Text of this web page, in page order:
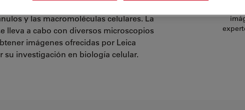
sus muestras al detalle en su
y las macromoléculas celulares. La
lleva a cabo con diversos microscopios
imágenes ofrecidas por Leica
su investigación en biología celular.